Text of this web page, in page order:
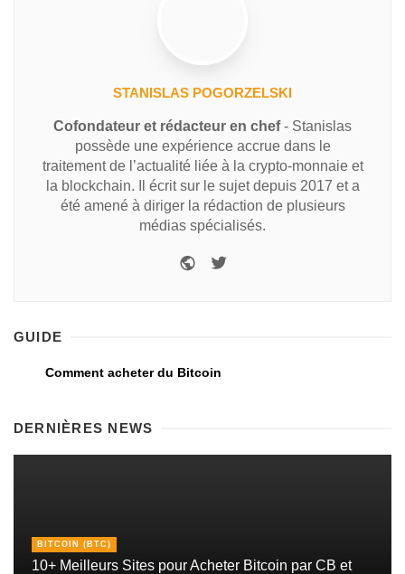
STANISLAS POGORZELSKI
Cofondateur et rédacteur en chef- Stanislas
possède une expérience accrue dans le
traitement de l’actualité liée à la crypto-monnaie et
la blockchain. Il écrit sur le sujet depuis 2017 et a
été amené à diriger la rédaction de plusieurs
médias spécialisés.
GUIDE
Comment acheter du Bitcoin
DERNIÈRES NEWS
BITCOIN (BTC)
10+ Meilleurs Sites pour Acheter Bitcoin par CB et